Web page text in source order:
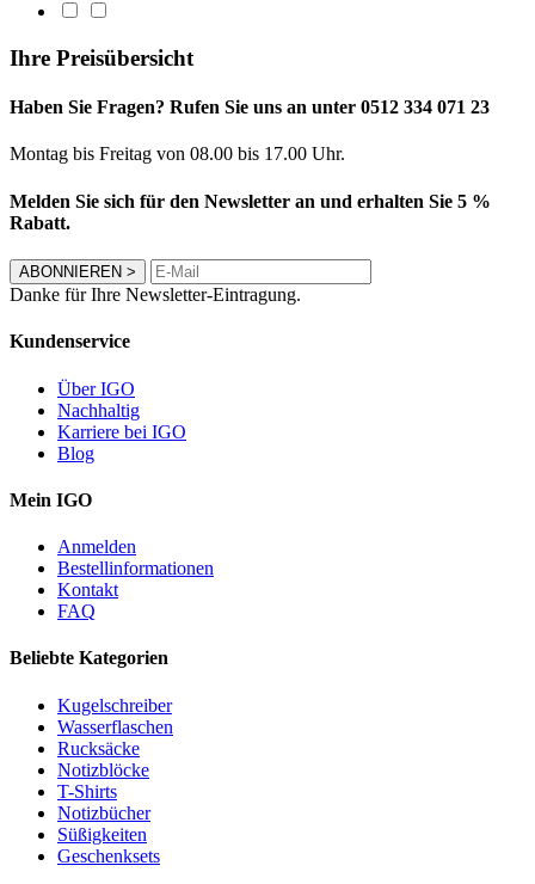
Ihre Preisübersicht
Haben Sie Fragen? Rufen Sie uns an unter 0512 334 071 23
Montag bis Freitag von 08.00 bis 17.00 Uhr.
Melden Sie sich für den Newsletter an und erhalten Sie 5 %
Rabatt.
ABONNIEREN >
Danke für Ihre Newsletter-Eintragung.
Kundenservice
Über IGO
Nachhaltig
Karriere bei IGO
Blog
Mein IGO
Anmelden
Bestellinformationen
Kontakt
FAQ
Beliebte Kategorien
Kugelschreiber
Wasserflaschen
Rucksäcke
Notizblöcke
T-Shirts
Notizbücher
Süßigkeiten
Geschenksets